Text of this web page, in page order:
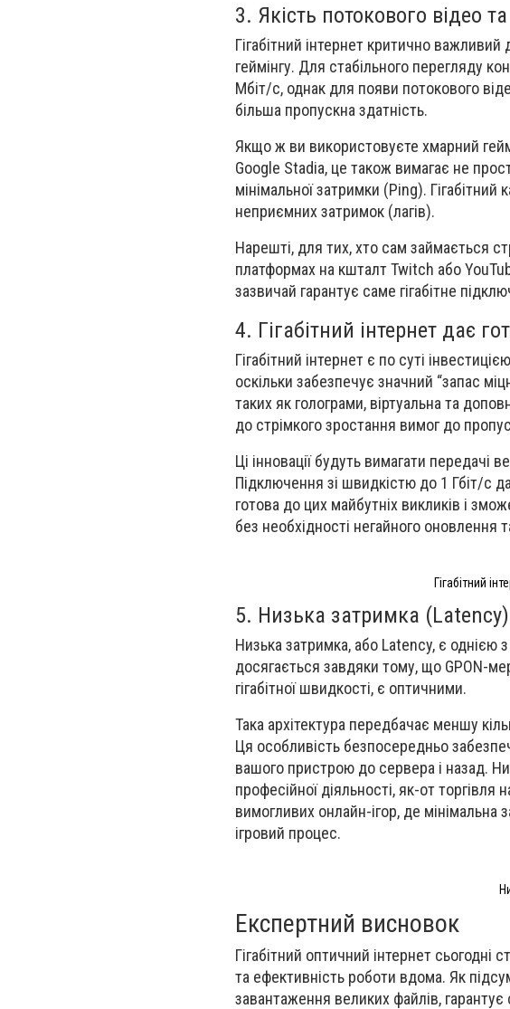
3. Якість потокового відео
Гігабітний інтернет критично
геймінгу. Для стабільного перегляду
Мбіт/с, однак для появи потокового
більша пропускна здатність.
Якщо ж ви використовуєте хмарний
Google Stadia, це також вимагає не
мінімальної затримки (Ping).
неприємних затримок (лагів).
Нарешті, для тих, хто сам займається
платформах на кшталт Twitch або
зазвичай гарантує саме гігабітне
4. Гігабітний інтернет дає
Гігабітний інтернет є по суті
оскільки забезпечує значний “запас
таких як голограми, віртуальна та
до стрімкого зростання вимог до
Ці інновації будуть вимагати передачі
Підключення зі швидкістю до 1 Гбіт/с
готова до цих майбутніх викликів і
без необхідності негайного оновлення
Гігабітний
5. Низька затримка (Latency)
Низька затримка, або Latency, є однією
досягається завдяки тому, що GPON-
гігабітної швидкості, є оптичними.
Така архітектура передбачає меншу
Ця особливість безпосередньо
вашого пристрою до сервера і назад.
професійної діяльності, як-от
вимогливих онлайн-ігор, де
ігровий процес.
Експертний висновок
Гігабітний оптичний інтернет
та ефективність роботи вдома. Як
завантаження великих файлів,